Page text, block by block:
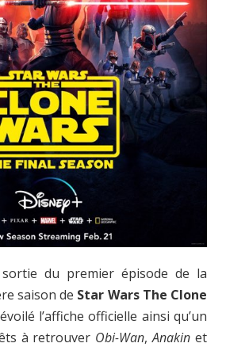
du premier épisode de la
saison de Star Wars The Clone
l’affiche officielle ainsi qu’un
à retrouver Obi-Wan,Anakin et